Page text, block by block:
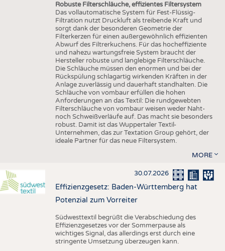
Robuste Filterschläuche, effizientes Filtersystem
Das vollautomatische System für Fest-Flüssig-
Filtration nutzt Druckluft als treibende Kraft und
sorgt dank der besonderen Geometrie der
Filterkerzen für einen außergewöhnlich effizienten
Abwurf des Filtrerkuchens. Für das hocheffiziente
und nahezu wartungsfreie System braucht der
Hersteller robuste und langlebige Filterschläuche.
Die Schläuche müssen den enormen und bei der
Rückspülung schlagartig wirkenden Kräften in der
Anlage zuverlässig und dauerhaft standhalten. Die
Schläuche von vombaur erfüllen die hohen
Anforderungen an das Textil: Die rundgewebten
Filterschläuche von vombaur weisen weder Naht-
noch Schweißverläufe auf. Das macht sie besonders
robust. Damit ist das Wuppertaler Textil-
Unternehmen, das zur Textation Group gehört, der
ideale Partner für das neue Filtersystem.
MORE
30.07.2026
Effizienzgesetz: Baden-Württemberg hat
Potenzial zum Vorreiter
Südwesttextil begrüßt die Verabschiedung des
Effizienzgesetzes vor der Sommerpause als
wichtiges Signal, das allerdings erst durch eine
stringente Umsetzung überzeugen kann.